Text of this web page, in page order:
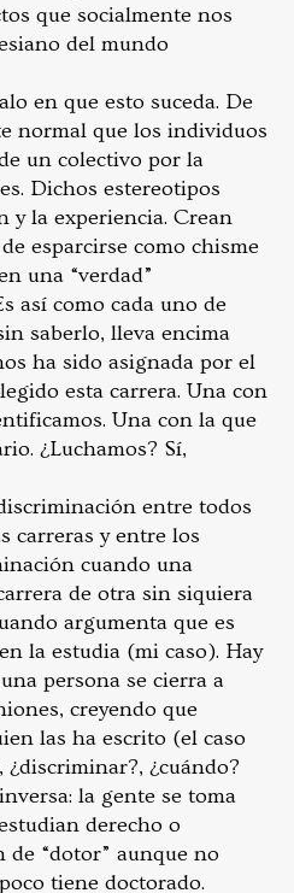
que socialmente nos
del mundo
en que esto suceda. De
normal que los individuos
un colectivo por la
Dichos estereotipos
y la experiencia. Crean
esparcirse como chisme
una “verdad”
así como cada uno de
saberlo, lleva encima
ha sido asignada por el
esta carrera. Una con
Una con la que
¿Luchamos? Sí,
entre todos
carreras y entre los
cuando una
de otra sin siquiera
argumenta que es
la estudia (mi caso). Hay
persona se cierra a
creyendo que
las ha escrito (el caso
¿discriminar?, ¿cuándo?
la gente se toma
derecho o
“dotor” aunque no
tiene doctorado.